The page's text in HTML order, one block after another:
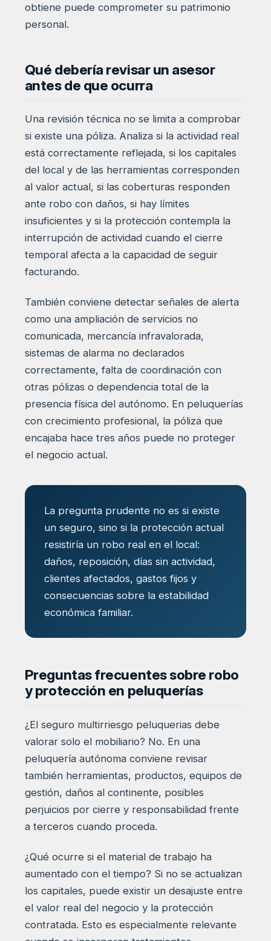
obtiene puede comprometer su patrimonio
personal.
Qué debería revisar un asesor
antes de que ocurra
Una revisión técnica no se limita a comprobar
si existe una póliza. Analiza si la actividad real
está correctamente reflejada, si los capitales
del local y de las herramientas corresponden
al valor actual, si las coberturas responden
ante robo con daños, si hay límites
insuficientes y si la protección contempla la
interrupción de actividad cuando el cierre
temporal afecta a la capacidad de seguir
facturando.
También conviene detectar señales de alerta
como una ampliación de servicios no
comunicada, mercancía infravalorada,
sistemas de alarma no declarados
correctamente, falta de coordinación con
otras pólizas o dependencia total de la
presencia física del autónomo. En peluquerías
con crecimiento profesional, la póliza que
encajaba hace tres años puede no proteger
el negocio actual.
La pregunta prudente no es si existe
un seguro, sino si la protección actual
resistiría un robo real en el local:
daños, reposición, días sin actividad,
clientes afectados, gastos fijos y
consecuencias sobre la estabilidad
económica familiar.
Preguntas frecuentes sobre robo
y protección en peluquerías
¿El seguro multirriesgo peluquerias debe
valorar solo el mobiliario? No. En una
peluquería autónoma conviene revisar
también herramientas, productos, equipos de
gestión, daños al continente, posibles
perjuicios por cierre y responsabilidad frente
a terceros cuando proceda.
¿Qué ocurre si el material de trabajo ha
aumentado con el tiempo? Si no se actualizan
los capitales, puede existir un desajuste entre
el valor real del negocio y la protección
contratada. Esto es especialmente relevante